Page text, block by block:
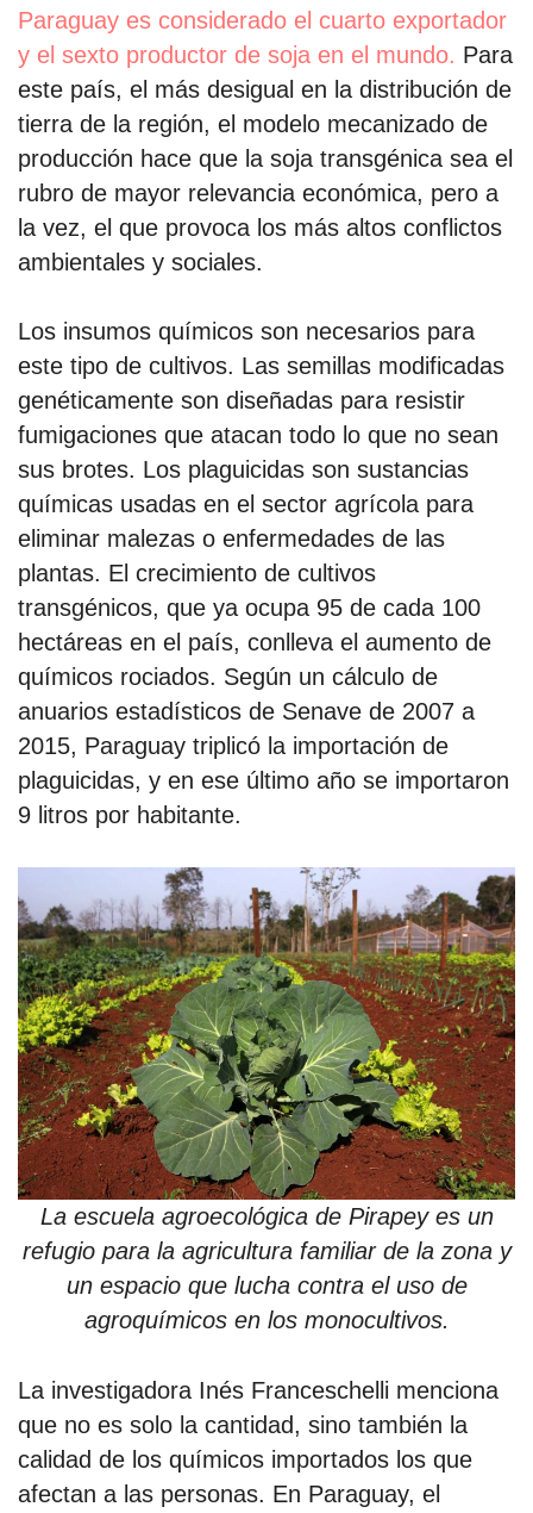
Paraguay es considerado el cuarto exportador
y el sexto productor de soja en el mundo. Para
este país, el más desigual en la distribución de
tierra de la región, el modelo mecanizado de
producción hace que la soja transgénica sea el
rubro de mayor relevancia económica, pero a
la vez, el que provoca los más altos conflictos
ambientales y sociales.
Los insumos químicos son necesarios para
este tipo de cultivos. Las semillas modificadas
genéticamente son diseñadas para resistir
fumigaciones que atacan todo lo que no sean
sus brotes. Los plaguicidas son sustancias
químicas usadas en el sector agrícola para
eliminar malezas o enfermedades de las
plantas. El crecimiento de cultivos
transgénicos, que ya ocupa 95 de cada 100
hectáreas en el país, conlleva el aumento de
químicos rociados. Según un cálculo de
anuarios estadísticos de Senave de 2007 a
2015, Paraguay triplicó la importación de
plaguicidas, y en ese último año se importaron
9 litros por habitante.
La escuela agroecológica de Pirapey es un
refugio para la agricultura familiar de la zona y
un espacio que lucha contra el uso de
agroquímicos en los monocultivos.
La investigadora Inés Franceschelli menciona
que no es solo la cantidad, sino también la
calidad de los químicos importados los que
afectan a las personas. En Paraguay, el